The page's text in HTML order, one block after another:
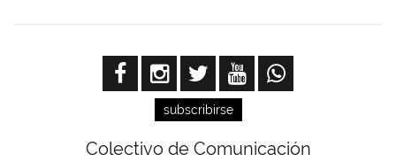
subscribirse
Colectivo de Comunicación